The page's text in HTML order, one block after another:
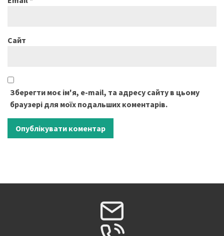
Сайт
Зберегти моє ім'я, e-mail, та адресу сайту в цьому
браузері для моїх подальших коментарів.